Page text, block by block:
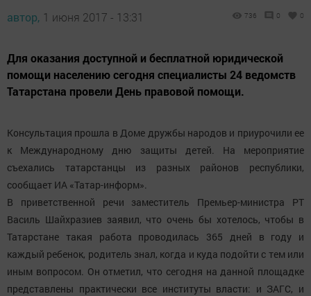
автор, 1 июня 2017 - 13:31 736 0 0
Для оказания доступной и бесплатной юридической
помощи населению сегодня специалисты 24 ведомств
Татарстана провели День правовой помощи.
Консультация прошла в Доме дружбы народов и приурочили ее
к Международному дню защиты детей. На мероприятие
съехались татарстанцы из разных районов республики,
сообщает ИА «Татар-информ».
В приветственной речи заместитель Премьер-министра РТ
Василь Шайхразиев заявил, что очень бы хотелось, чтобы в
Татарстане такая работа проводилась 365 дней в году и
каждый ребенок, родитель знал, когда и куда подойти с тем или
иным вопросом. Он отметил, что сегодня на данной площадке
представлены практически все институты власти: и ЗАГС, и